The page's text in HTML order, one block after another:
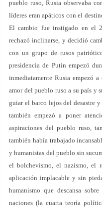
pueblo ruso, Rusia observaba
líderes eran apáticos con el
El cambio fue instigado en el
rechazó inclinarse, y decidió
con un grupo de rusos
presidencia de Putin empezó
inmediatamente Rusia empezó
amor del pueblo ruso a su país y
guiar el barco lejos del desastre y
también empezó a poner
aspiraciones del pueblo ruso,
también había trabajado
y humanistas del pueblo sin
el bolchevismo, el nazismo, el
aplicación implacable y sin
humanismo que descansa
naciones (la cuarta teoría